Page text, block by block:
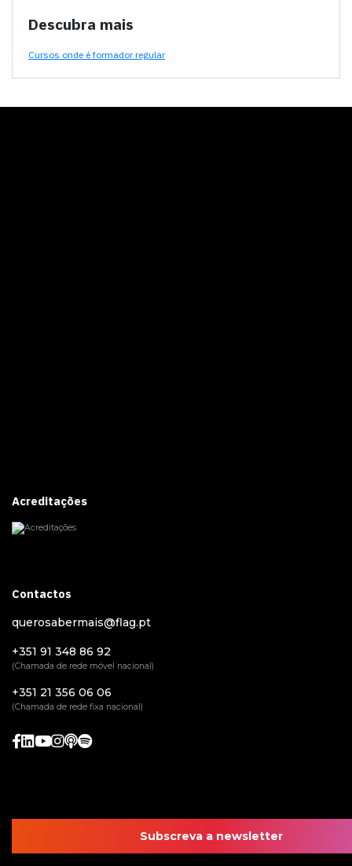
Descubra mais
Cursos onde é formador regular
Acreditações
Contactos
querosabermais@flag.pt
+351 91 348 86 92
(Chamada de rede móvel nacional)
+351 21 356 06 06
(Chamada de rede fixa nacional)
Subscreva a newsletter